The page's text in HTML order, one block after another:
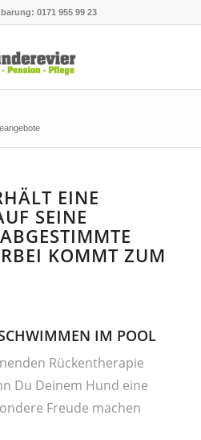
0171 955 99 23
EINE
SEINE
KOMMT ZUM
IM POOL
Rückentherapie
Du Deinem Hund eine
Freude machen